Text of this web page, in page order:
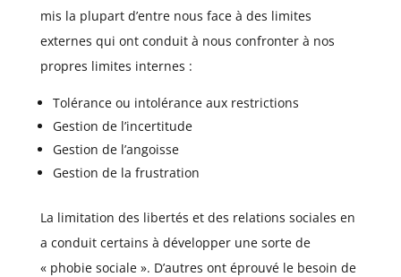
mis la plupart d’entre nous face à des limites
externes qui ont conduit à nous confronter à nos
propres limites internes :
Tolérance ou intolérance aux restrictions
Gestion de l’incertitude
Gestion de l’angoisse
Gestion de la frustration
La limitation des libertés et des relations sociales en
a conduit certains à développer une sorte de
« phobie sociale ». D’autres ont éprouvé le besoin de